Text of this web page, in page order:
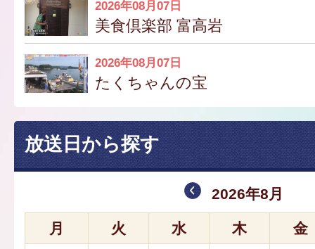
2026年08月07日
美食倶楽部 富高岩
2026年08月07日
たくちゃんの宝
放送日から探す
2026年8月
月 火 水 木 金